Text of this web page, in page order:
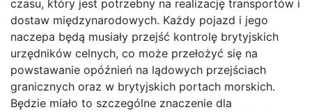
czasu, który jest potrzebny na realizację transportów i
dostaw międzynarodowych. Każdy pojazd i jego
naczepa będą musiały przejść kontrolę brytyjskich
urzędników celnych, co może przełożyć się na
powstawanie opóźnień na lądowych przejściach
granicznych oraz w brytyjskich portach morskich.
Będzie miało to szczególne znaczenie dla